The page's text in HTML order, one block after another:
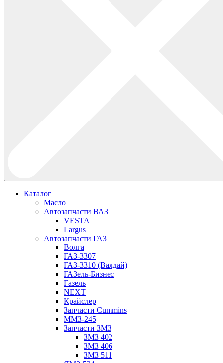
Каталог
Масло
Автозапчасти ВАЗ
VESTA
Largus
Автозапчасти ГАЗ
Волга
ГАЗ-3307
ГАЗ-3310 (Валдай)
ГАЗель-Бизнес
Газель
NEXT
Крайслер
Запчасти Cummins
ММЗ-245
Запчасти ЗМЗ
ЗМЗ 402
ЗМЗ 406
ЗМЗ 511